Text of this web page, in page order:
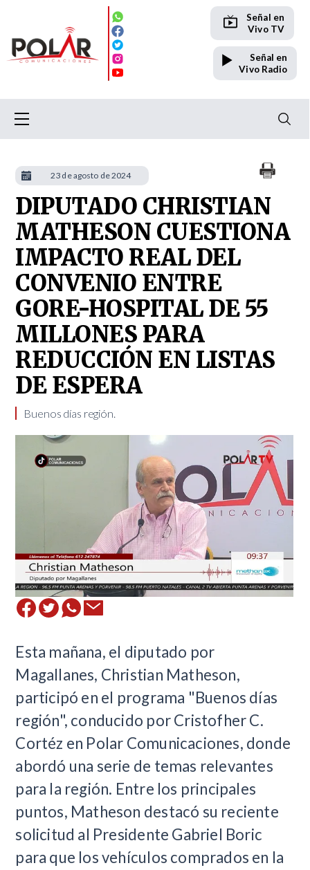
Señal en
Vivo TV
Señal en
Vivo Radio
DIPUTADO CHRISTIAN
MATHESON CUESTIONA
IMPACTO REAL DEL
CONVENIO ENTRE
GORE-HOSPITAL DE 55
MILLONES PARA
REDUCCIÓN EN LISTAS
DE ESPERA
Buenos días región.
Esta mañana, el diputado por
Magallanes, Christian Matheson,
participó en el programa "Buenos días
región", conducido por Cristofher C.
Cortéz en Polar Comunicaciones, donde
abordó una serie de temas relevantes
para la región. Entre los principales
puntos, Matheson destacó su reciente
solicitud al Presidente Gabriel Boric
para que los vehículos comprados en la
23 de agosto de 2024